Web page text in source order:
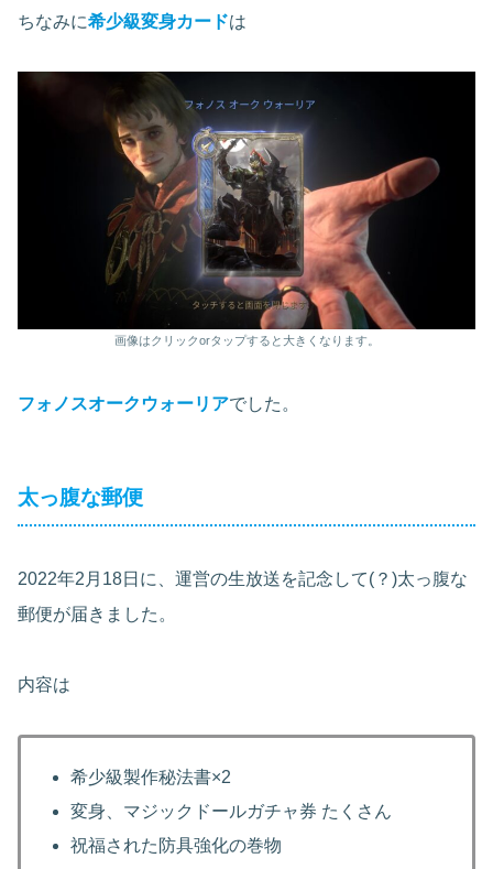
ちなみに希少級変身カードは
画像はクリックorタップすると大きくなります。
フォノスオークウォーリアでした。
太っ腹な郵便
2022年2月18日に、運営の生放送を記念して(？)太っ腹な
郵便が届きました。
内容は
希少級製作秘法書×2
変身、マジックドールガチャ券 たくさん
祝福された防具強化の巻物